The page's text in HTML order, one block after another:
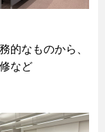
的なものから、
など